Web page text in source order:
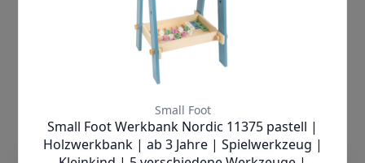
DinoSquad Raptor-Slash
Spielzeugwaffen
SOFORT LIEFERBAR
Lieferzeit:1-2 Werktage
20,99 € inkl. MwSt.